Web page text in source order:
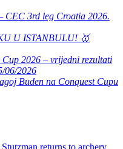
CEC 3rd leg Croatia 2026.
U ISTANBULU! 🥇
Cup 2026 – vrijedni rezultati
06/2026
Buden na Conquest Cupu
Youth Olympic Games
returns to archery,